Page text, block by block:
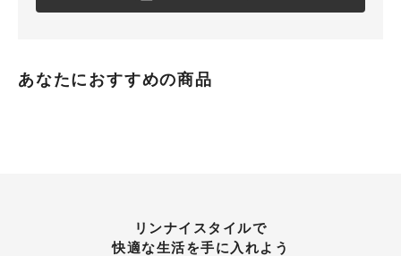
あなたにおすすめの商品
リンナイスタイルで
快適な生活を手に入れよう